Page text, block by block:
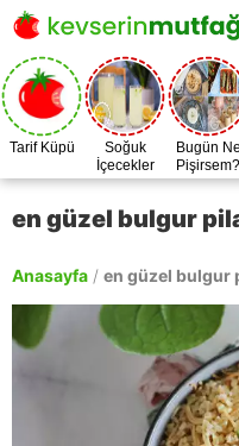
Tarif Küpü
Soğuk
İçecekler
Bugün Ne
Pişirsem?
en güzel bulgur
Anasayfa / en güzel bulgur